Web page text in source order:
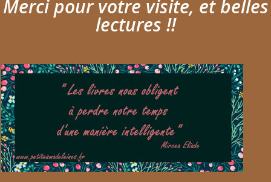
Merci pour votre visite, et belles
lectures !!